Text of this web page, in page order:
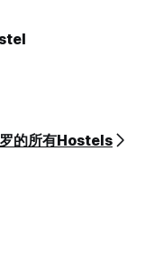
的所有Hostels